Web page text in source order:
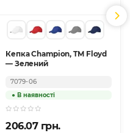
Кепка Champion, TM Floyd
— Зелений
7079-06
206.07 грн.